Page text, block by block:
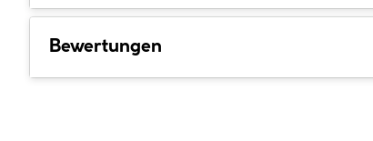
Bewertungen